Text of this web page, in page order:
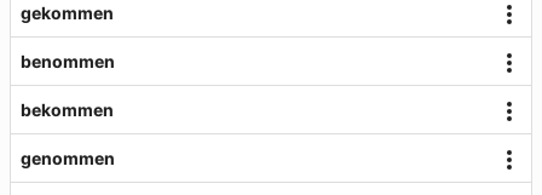
gekommen
benommen
bekommen
genommen